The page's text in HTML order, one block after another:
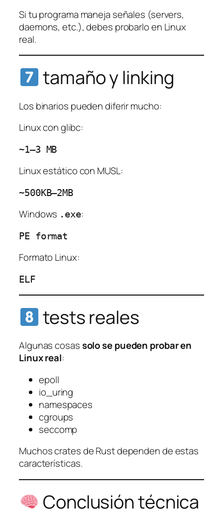
Si tu programa maneja señales (servers,
daemons, etc.), debes probarlo en Linux
real.
tamaño y linking
Los binarios pueden diferir mucho:
Linux con glibc:
~1–3 MB
Linux estático con MUSL:
~500KB–2MB
Windows .exe:
PE format
Formato Linux:
ELF
tests reales
Algunas cosassolo se pueden probar en
Linux real:
epoll
io_uring
namespaces
cgroups
seccomp
Muchos crates de Rust dependen de estas
características.
Conclusión técnica